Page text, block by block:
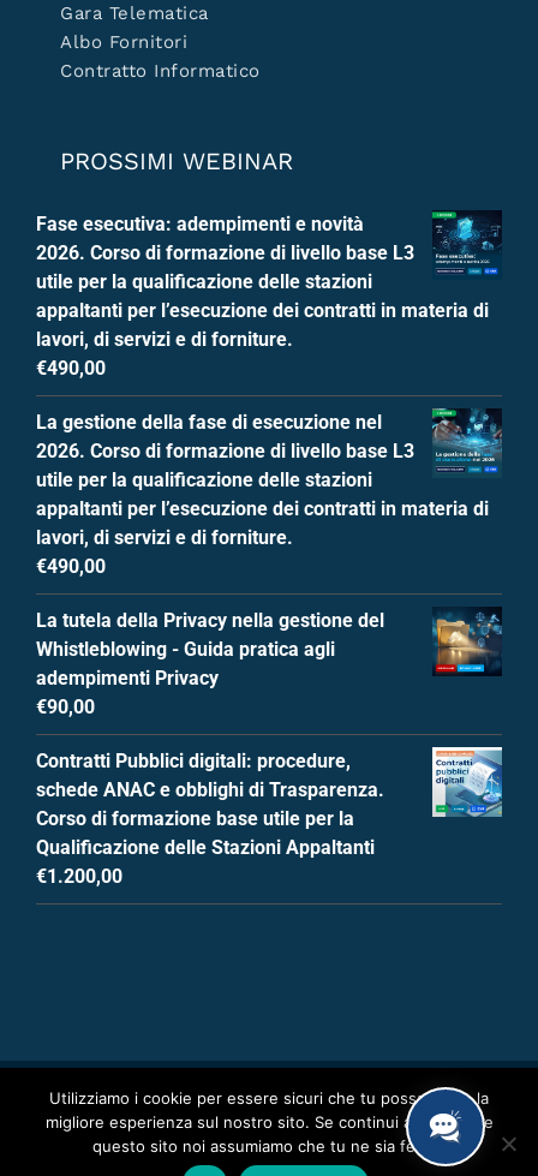
Gara Telematica
Albo Fornitori
Contratto Informatico
PROSSIMI WEBINAR
Fase esecutiva: adempimenti e novità
2026. Corso di formazione di livello base L3
utile per la qualificazione delle stazioni
appaltanti per l’esecuzione dei contratti in materia di
lavori, di servizi e di forniture.
€490,00
La gestione della fase di esecuzione nel
2026. Corso di formazione di livello base L3
utile per la qualificazione delle stazioni
appaltanti per l’esecuzione dei contratti in materia di
lavori, di servizi e di forniture.
€490,00
La tutela della Privacy nella gestione del
Whistleblowing - Guida pratica agli
adempimenti Privacy
€90,00
Contratti Pubblici digitali: procedure,
schede ANAC e obblighi di Trasparenza.
Corso di formazione base utile per la
Qualificazione delle Stazioni Appaltanti
€1.200,00
All Rights Reserved2026 | Powered byDigitalPA Srl P.I.
03553050927| Privacy e Cookies|Condizioni generali di
Utilizziamo i cookie per essere sicuri che tu possa avere la
migliore esperienza sul nostro sito. Se continui ad utilizzare
questo sito noi assumiamo che tu ne sia felice.